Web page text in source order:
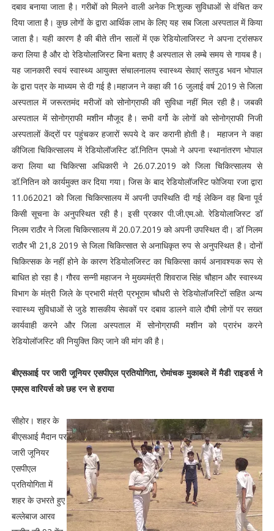
दबाव बनाया जाता है। गरीबों को मिलने वाली अनेक नि:शुल्क सुविधाओं से वंचित कर
दिया जाता है। कुछ लोगों के द्वारा आर्थिक लाभ के लिए यह सब जिला अस्पताल में किया
जाता है। यही कारण है की बीते तीन सालों में एक रेडियोलाजिस्ट ने अपना ट्रांसफर
करा लिया है और दो रेडियोलाजिस्ट बिना बताए है अस्पताल से लम्बे समय से गायब है।
यह जानकारी स्वयं स्वास्थ्य आयुक्त संचालनालय स्वास्थ्य सेवाएं सतपुड भवन भोपाल
के द्वारा पत्र के माध्यम से दी गई है।महाजन ने कहा की 16 जुलाई वर्ष 2019 से जिला
अस्पताल में जरूरतमंद मरीजों को सोनोग्राफी की सुविधा नहीं मिल रही है। जबकी
अस्पताल में सोनोग्राफी मशीन मौजूद है। सभी वर्गो के लोगों को सोनोग्राफी निजी
अस्पतालों केंद्रों पर पहुंचकर हजारों रूपये दे कर करानी होती है। महाजन ने कहा
कीजिला चिकित्सालय में रेडियोलॉजस्टि डॉ.नितिन एमओ ने अपना स्थानांतरण भोपाल
करा लिया था चिकित्सा अधिकारी ने 26.07.2019 को जिला चिकित्सालय से
डॉ.नितिन को कार्यमुक्त कर दिया गया। जिस के बाद रेडियोलॉजस्टि फोजिया रजा द्वारा
11.062021 को जिला चिकित्सालय में अपनी उपस्थिति दी गई लेकिन वह बिना पूर्व
किसी सूचना के अनुपस्थित रही है। इसी प्रकार पी.जी.एम.ओ. रेडियोलाजिस्ट डॉ
निलम राठौर ने जिला चिकित्सालय में 20.07.2019 को अपनी उपस्थित दी। डॉ निलम
राठौर भी 21,8 2019 से जिला चिकित्सात से अनाधिकृत रुप से अनुपस्थित है। दोनों
चिकित्सक के नहीं होने के कारण रेडियोलजिस्ट का चिकित्सा कार्य अनावश्यक रूप से
बाधित हो रहा है। गौरव सन्नी महाजन ने मुख्यमंत्री शिवराज सिंह चौहान और स्वास्थ्य
विभाग के मंत्री जिले के प्रभारी मंत्री प्रभूराम चौधरी से रेडियोलॉजस्टिों सहित अन्य
स्वास्थ्य सुविधाओं से जुडे शासकीय सेवकों पर दबाव डालने वाले दौषी लोगों पर सख्त
कार्यवाही करने और जिला अस्पताल में सोनोग्राफी मशीन को प्रारंभ करने
रेडियोलॉजस्टि की नियुक्ति किए जाने की मांग की है।
बीएसआई पर जारी जूनियर एसपीएल प्रतियोगिता, रोमांचक मुकाबले में मैडी राइडर्स ने
एमएस वारियर्स को छह रन से हराया
सीहोर। शहर के
बीएसआई मैदान पर
जारी जूनियर
एसपीएल
प्रतियोगिता में
शहर के उभरते हुए
बल्लेबाज आरव